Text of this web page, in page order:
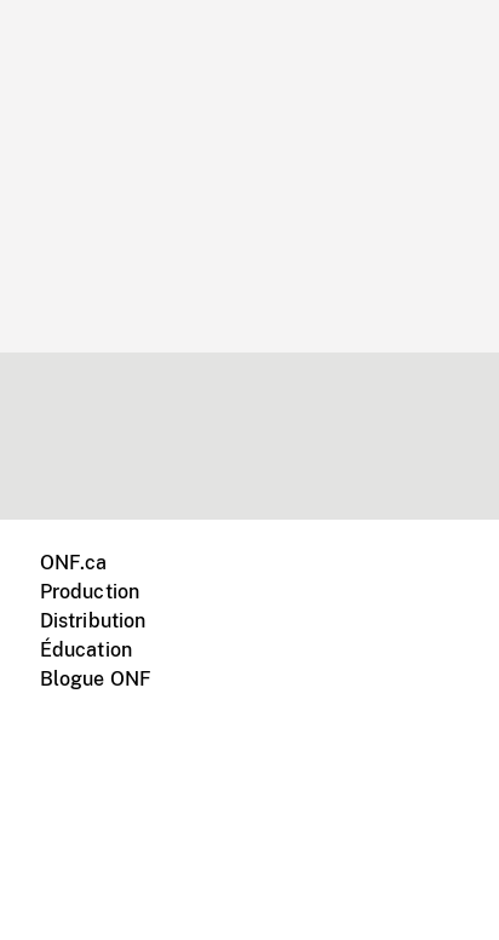
ONF.ca
Production
Distribution
Éducation
Blogue ONF